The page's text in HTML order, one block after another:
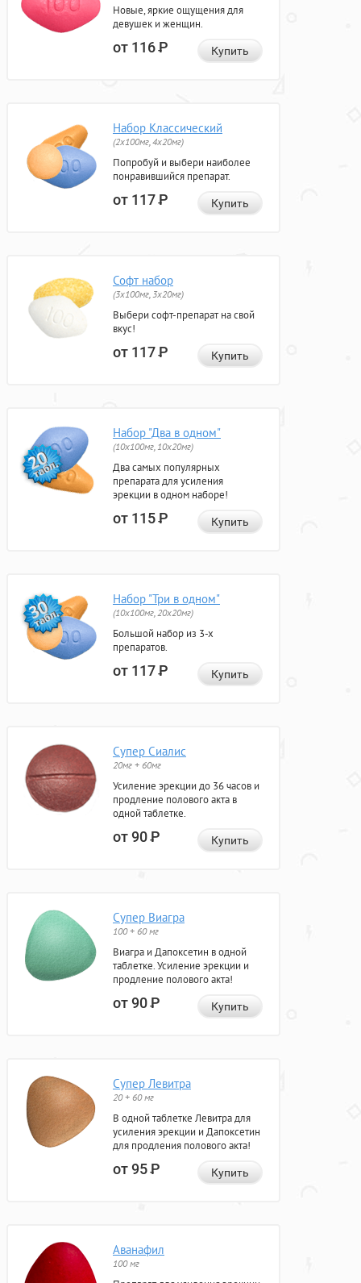
Новые, яркие ощущения для
девушек и женщин.
от 116Р Купить
Набор Классический
(2x100мг, 4x20мг)
Попробуй и выбери наиболее
понравившийся препарат.
от 117Р Купить
Софт набор
(3x100мг, 3x20мг)
Выбери софт-препарат на свой
вкус!
от 117Р Купить
Набор "Два в одном"
(10x100мг, 10x20мг)
Два самых популярных
препарата для усиления
эрекции в одном наборе!
от 115Р Купить
Набор "Три в одном"
(10x100мг, 20x20мг)
Большой набор из 3-х
препаратов.
от 117Р Купить
Супер Сиалис
20мг + 60мг
Усиление эрекции до 36 часов и
продление полового акта в
одной таблетке.
от 90Р Купить
Супер Виагра
100 + 60 мг
Виагра и Дапоксетин в одной
таблетке. Усиление эрекции и
продление полового акта!
от 90Р Купить
Супер Левитра
20 + 60 мг
В одной таблетке Левитра для
усиления эрекции и Дапоксетин
для продления полового акта!
от 95Р Купить
Аванафил
100 мг